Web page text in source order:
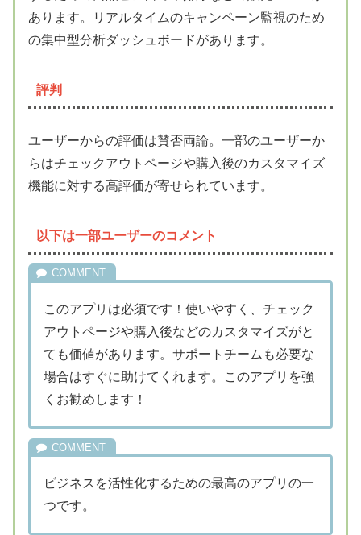
あります。リアルタイムのキャンペーン監視のため
の集中型分析ダッシュボードがあります。
評判
ユーザーからの評価は賛否両論。一部のユーザーか
らはチェックアウトページや購入後のカスタマイズ
機能に対する高評価が寄せられています。
以下は一部ユーザーのコメント
このアプリは必須です！使いやすく、チェック
アウトページや購入後などのカスタマイズがと
ても価値があります。サポートチームも必要な
場合はすぐに助けてくれます。このアプリを強
くお勧めします！
ビジネスを活性化するための最高のアプリの一
つです。